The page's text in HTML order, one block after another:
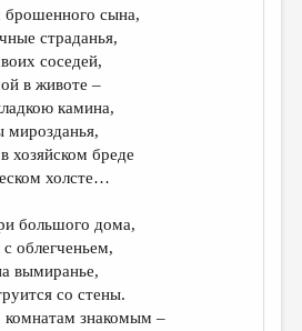
брошенного сына,
страданья,
соседей,
в животе –
камина,
мирозданья,
хозяйском бреде
холсте…
большого дома,
облегченьем,
вымиранье,
со стены.
знакомым –